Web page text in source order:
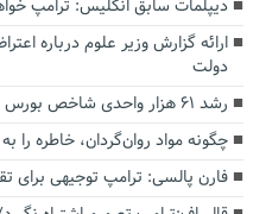
دیپلمات سابق انگلیس:‌ ترامپ
ارائه گزارش وزیر علوم درباره
دولت
رشد ۶۱ هزار واحدی شاخص بورس
چگونه مواد روان‌گردان، خاطره را
فارن پالسی: ترامپ توجیهی برای